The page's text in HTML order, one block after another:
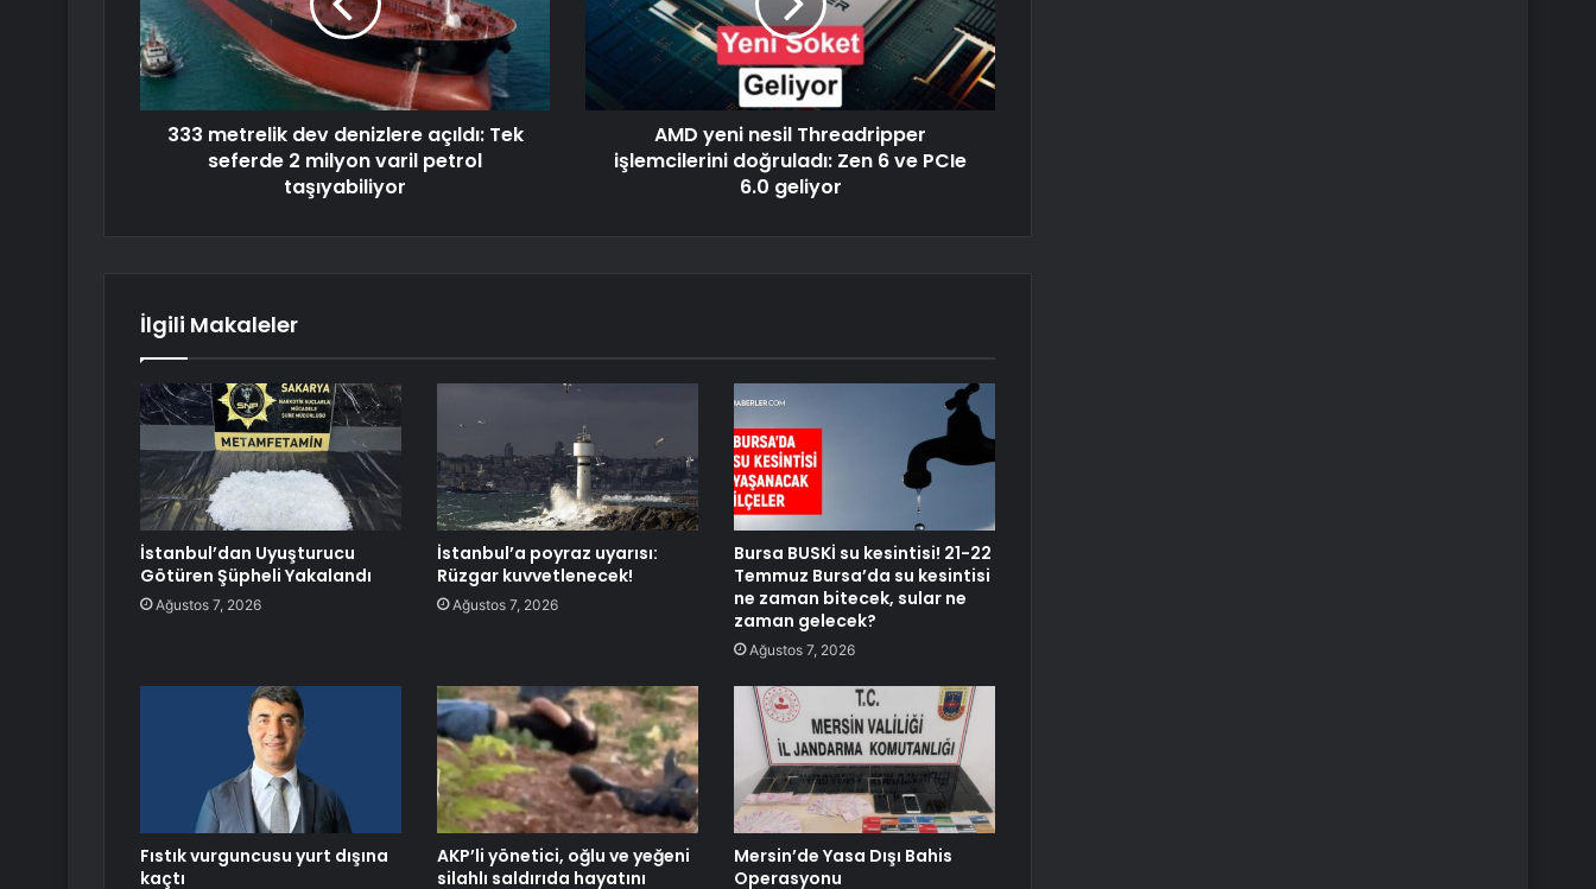
333 metrelik dev denizlere açıldı: Tek
seferde 2 milyon varil petrol
taşıyabiliyor
AMD yeni nesil Threadripper
işlemcilerini doğruladı: Zen 6 ve PCIe
6.0 geliyor
İlgili Makaleler
İstanbul’dan Uyuşturucu
Götüren Şüpheli Yakalandı
Ağustos 7, 2026
İstanbul’a poyraz uyarısı:
Rüzgar kuvvetlenecek!
Ağustos 7, 2026
Bursa BUSKİ su kesintisi! 21-22
Temmuz Bursa’da su kesintisi
ne zaman bitecek, sular ne
zaman gelecek?
Ağustos 7, 2026
Fıstık vurguncusu yurt dışına
kaçtı
AKP’li yönetici, oğlu ve yeğeni
silahlı saldırıda hayatını
Mersin’de Yasa Dışı Bahis
Operasyonu